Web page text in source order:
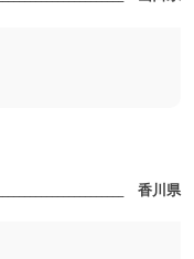
_______________________ 香川県